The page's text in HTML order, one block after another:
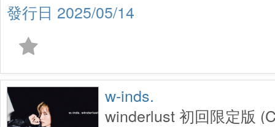
2025/05/14
w-inds.
winderlust 初回限定版